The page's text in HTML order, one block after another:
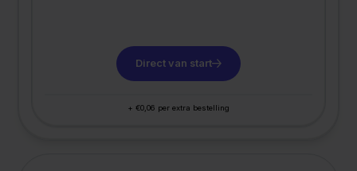
Direct van start
+ €0,06 per extra bestelling